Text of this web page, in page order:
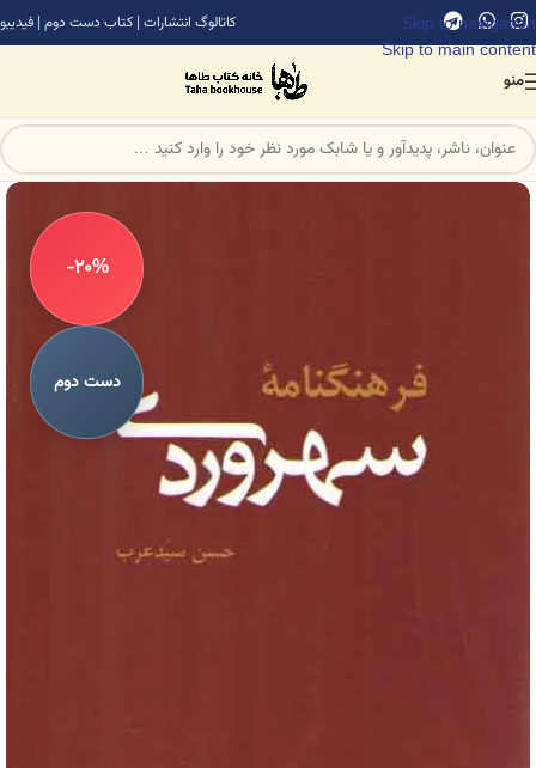
Skip to navigation
Skip to main content
کاتالوگ انتشارات | کتاب دست دوم | فیدیبو
منو
-20%
دست دوم